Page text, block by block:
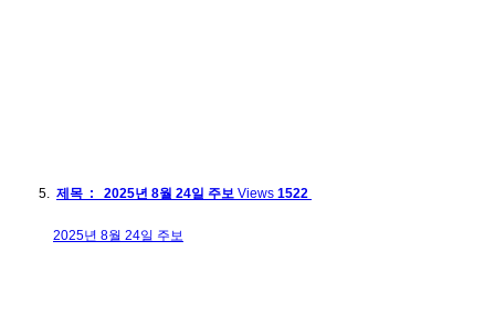
제목 : 2025년 8월 24일 주보 Views 1522
2025년 8월 24일 주보